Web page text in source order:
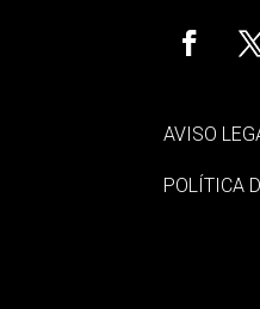
AVISO
POLÍTICA